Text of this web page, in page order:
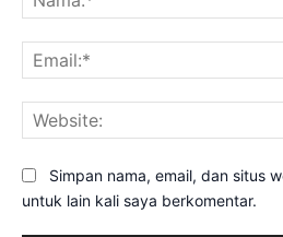
Simpan nama, email, dan situs
untuk lain kali saya berkomentar.